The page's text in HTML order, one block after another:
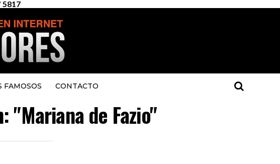
5817
FAMOSOS CONTACTO
"Mariana de Fazio"